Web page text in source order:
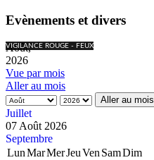
Evènements et divers
VIGILANCE ROUGE - FEUX
Août,
2026
Vue par mois
Aller au mois
Aller au mois
Juillet
07 Août 2026
Septembre
LunMarMerJeuVen SamDim